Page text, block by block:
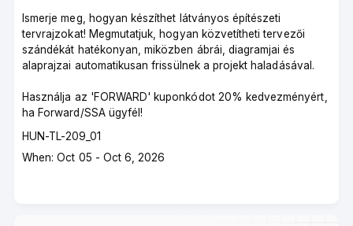
Ismerje meg, hogyan készíthet látványos építészeti
tervrajzokat! Megmutatjuk, hogyan közvetítheti tervezői
szándékát hatékonyan, miközben ábrái, diagramjai és
alaprajzai automatikusan frissülnek a projekt haladásával.
Használja az 'FORWARD' kuponkódot 20% kedvezményért,
ha Forward/SSA ügyfél!
Course
code
HUN-TL-209_01
Course
When: Oct 05 - Oct 6, 2026